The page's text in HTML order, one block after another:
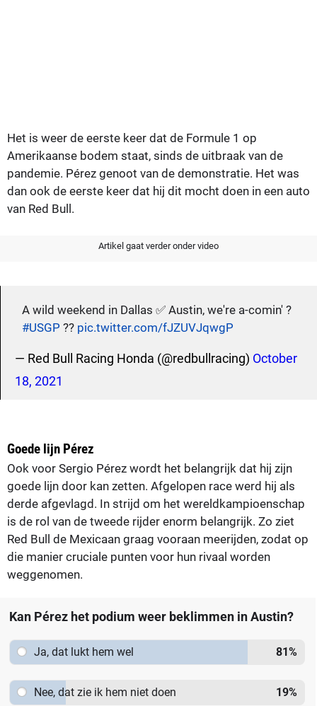
Het is weer de eerste keer dat de Formule 1 op
Amerikaanse bodem staat, sinds de uitbraak van de
pandemie. Pérez genoot van de demonstratie. Het was
dan ook de eerste keer dat hij dit mocht doen in een auto
van Red Bull.
Artikel gaat verder onder video
A wild weekend in Dallas ✅ Austin, we're a-comin' ?
#USGP ?? pic.twitter.com/fJZUVJqwgP
— Red Bull Racing Honda (@redbullracing) October
18, 2021
Goede lijn Pérez
Ook voor Sergio Pérez wordt het belangrijk dat hij zijn
goede lijn door kan zetten. Afgelopen race werd hij als
derde afgevlagd. In strijd om het wereldkampioenschap
is de rol van de tweede rijder enorm belangrijk. Zo ziet
Red Bull de Mexicaan graag vooraan meerijden, zodat op
die manier cruciale punten voor hun rivaal worden
weggenomen.
Kan Pérez het podium weer beklimmen in Austin?
Ja, dat lukt hem wel 81%
Nee, dat zie ik hem niet doen 19%